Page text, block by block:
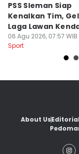
PSS Sleman Siap
Kenalkan Tim,
Laga Lawan
Tornado FC
06 Agu 2026, 07:57 WIB
Sport
About Us